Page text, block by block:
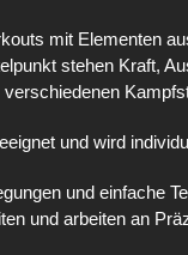
mit Elementen
stehen Kraft,
und wird
und einfache
und arbeiten an